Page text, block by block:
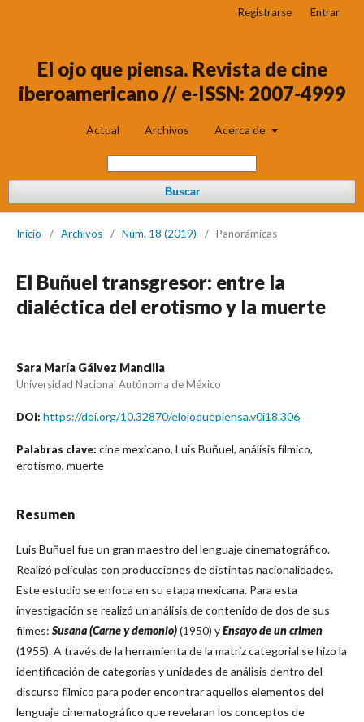
El ojo que piensa. Revista de cine
iberoamericano // e-ISSN: 2007-4999
Actual Archivos Acerca de
Buscar
Registrarse Entrar
Inicio / Archivos / Núm. 18 (2019) / Panorámicas
El Buñuel transgresor: entre la
dialéctica del erotismo y la muerte
Sara María Gálvez Mancilla
Universidad Nacional Autónoma de México
DOI: https://doi.org/10.32870/elojoquepiensa.v0i18.306
Palabras clave: cine mexicano, Luis Buñuel, análisis fílmico,
erotismo, muerte
Resumen
Luis Buñuel fue un gran maestro del lenguaje cinematográfico.
Realizó películas con producciones de distintas nacionalidades.
Este estudio se enfoca en su etapa mexicana. Para esta
investigación se realizó un análisis de contenido de dos de sus
filmes: Susana (Carne y demonio)(1950) yEnsayo de un crimen
(1955). A través de la herramienta de la matriz categorial se hizo la
identificación de categorías y unidades de análisis dentro del
discurso fílmico para poder encontrar aquellos elementos del
lenguaje cinematográfico que revelaran los conceptos de